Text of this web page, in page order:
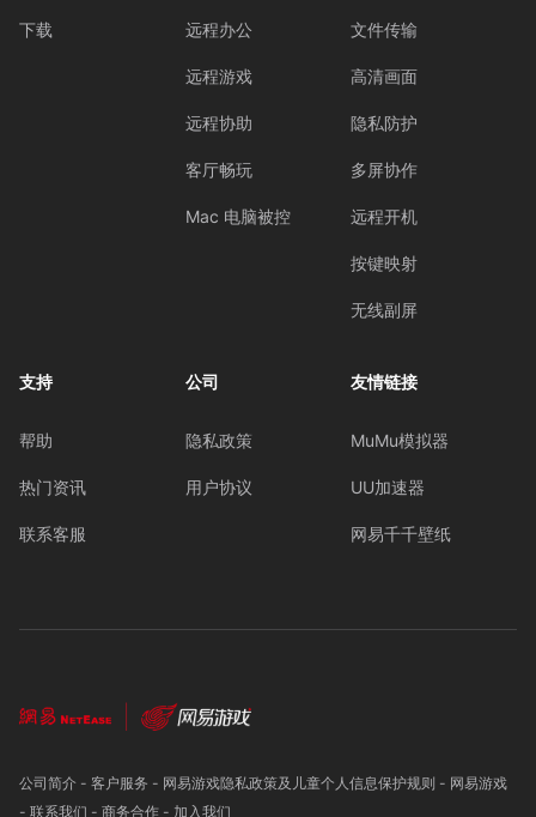
下载 远程办公
远程游戏
远程协助
客厅畅玩
Mac 电脑被控
文件传输
高清画面
隐私防护
多屏协作
远程开机
按键映射
无线副屏
支持
帮助
热门资讯
联系客服
公司
隐私政策
用户协议
友情链接
MuMu模拟器
UU加速器
网易千千壁纸
公司简介 - 客户服务 - 网易游戏隐私政策及儿童个人信息保护规则 - 网易游戏
- 联系我们 - 商务合作 - 加入我们